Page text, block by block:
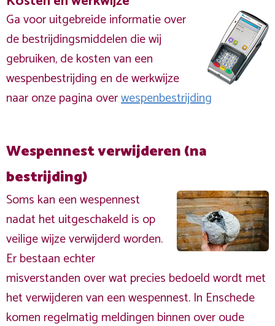
Ga voor uitgebreide informatie over
de bestrijdingsmiddelen die wij
gebruiken, de kosten van een
wespenbestrijding en de werkwijze
naar onze pagina overwespenbestrijding
Wespennest verwijderen (na
bestrijding)
Soms kan een wespennest
nadat het uitgeschakeld is op
veilige wijze verwijderd worden.
Er bestaan echter
misverstanden over wat precies bedoeld wordt met
het verwijderen van een wespennest. In Enschede
komen regelmatig meldingen binnen over oude